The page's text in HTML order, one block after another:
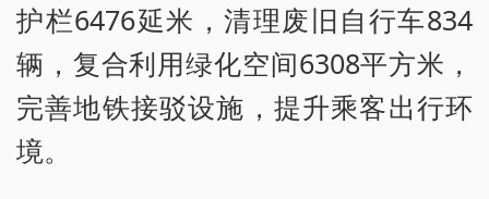
护栏6476延米，清理废旧自行车834
辆，复合利用绿化空间6308平方米，
完善地铁接驳设施，提升乘客出行环
境。